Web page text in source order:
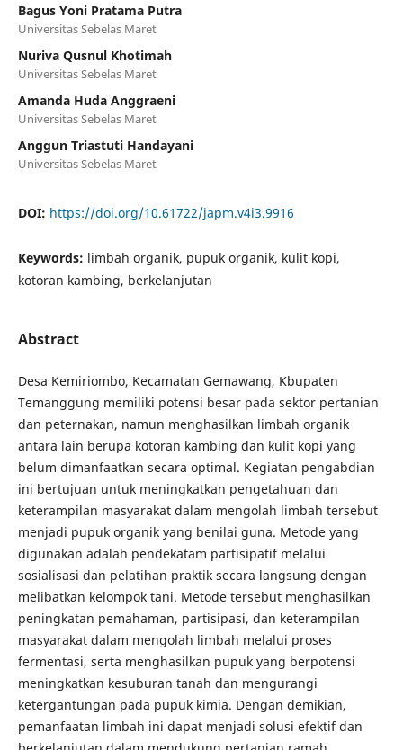
Bagus Yoni Pratama Putra
Universitas Sebelas Maret
Nuriva Qusnul Khotimah
Universitas Sebelas Maret
Amanda Huda Anggraeni
Universitas Sebelas Maret
Anggun Triastuti Handayani
Universitas Sebelas Maret
DOI: https://doi.org/10.61722/japm.v4i3.9916
Keywords: limbah organik, pupuk organik, kulit kopi,
kotoran kambing, berkelanjutan
Abstract
Desa Kemiriombo, Kecamatan Gemawang, Kbupaten
Temanggung memiliki potensi besar pada sektor pertanian
dan peternakan, namun menghasilkan limbah organik
antara lain berupa kotoran kambing dan kulit kopi yang
belum dimanfaatkan secara optimal. Kegiatan pengabdian
ini bertujuan untuk meningkatkan pengetahuan dan
keterampilan masyarakat dalam mengolah limbah tersebut
menjadi pupuk organik yang benilai guna. Metode yang
digunakan adalah pendekatam partisipatif melalui
sosialisasi dan pelatihan praktik secara langsung dengan
melibatkan kelompok tani. Metode tersebut menghasilkan
peningkatan pemahaman, partisipasi, dan keterampilan
masyarakat dalam mengolah limbah melalui proses
fermentasi, serta menghasilkan pupuk yang berpotensi
meningkatkan kesuburan tanah dan mengurangi
ketergantungan pada pupuk kimia. Dengan demikian,
pemanfaatan limbah ini dapat menjadi solusi efektif dan